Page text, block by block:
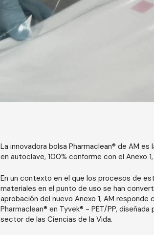
La innovadora bolsa Pharmaclean® de AM
en autoclave, 100% conforme con el Anexo
En un contexto en el que los procesos de
materiales en el punto de uso se han
aprobación del nuevo Anexo 1, AM responde
Pharmaclean® en Tyvek® - PET/PP,
sector de las Ciencias de la Vida.